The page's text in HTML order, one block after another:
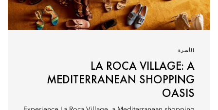
الأسرة
LA ROCA VILLAGE: A
MEDITERRANEAN SHOPPING
OASIS